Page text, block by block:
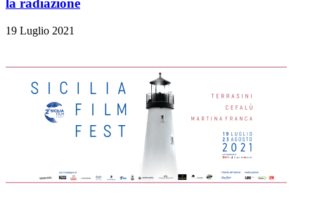
la radiazione
19 Luglio 2021